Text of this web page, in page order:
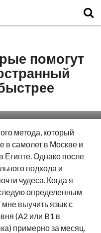
помогут
метода, который
в самолет в Москве и
Египте. Однако после
подхода и
чудеса. Когда я
определенным
выучить язык с
(A2 или B1 в
примерно за месяц.